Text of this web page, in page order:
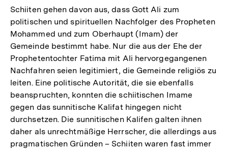
Schiiten gehen davon aus, dass Gott Ali zum
politischen und spirituellen Nachfolger des Propheten
Mohammed und zum Oberhaupt (Imam) der
Gemeinde bestimmt habe. Nur die aus der Ehe der
Prophetentochter Fatima mit Ali hervorgegangenen
Nachfahren seien legitimiert, die Gemeinde religiös zu
leiten. Eine politische Autorität, die sie ebenfalls
beanspruchten, konnten die schiitischen Imame
gegen das sunnitische Kalifat hingegen nicht
durchsetzen. Die sunnitischen Kalifen galten ihnen
daher als unrechtmäßige Herrscher, die allerdings aus
pragmatischen Gründen – Schiiten waren fast immer